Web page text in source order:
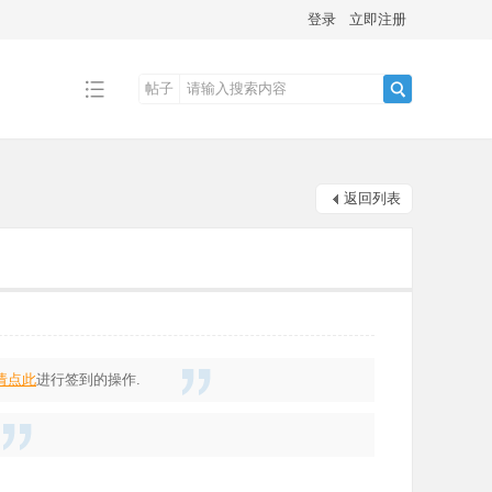
登录 立即注册
帖子
返回列表
点此进行签到的操作.